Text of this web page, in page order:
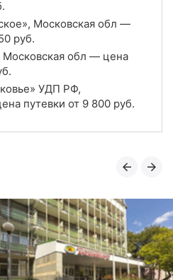
Истра», Московская
Московская обл
руб.
Московская обл —
руб.
Московская обл — цена
УДП РФ,
путевки от 9 800 руб.